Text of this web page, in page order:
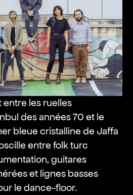
les ruelles
des années 70 et le
bleue cristalline de Jaffa
entre folk turc
guitares
et lignes basses
le dance-floor.